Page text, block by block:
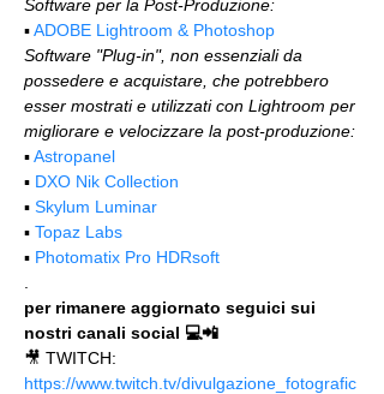
Software per la Post-Produzione:
▪️ ADOBE Lightroom & Photoshop
Software "Plug-in", non essenziali da
possedere e acquistare, che potrebbero
esser mostrati e utilizzati con Lightroom per
migliorare e velocizzare la post-produzione:
▪️ Astropanel
▪️ DXO Nik Collection
▪️ Skylum Luminar
▪️ Topaz Labs
▪️ Photomatix Pro HDRsoft
per rimanere aggiornato seguici sui
nostri canali social 💻📲
🎥 TWITCH:
https://www.twitch.tv/divulgazione_fotografic